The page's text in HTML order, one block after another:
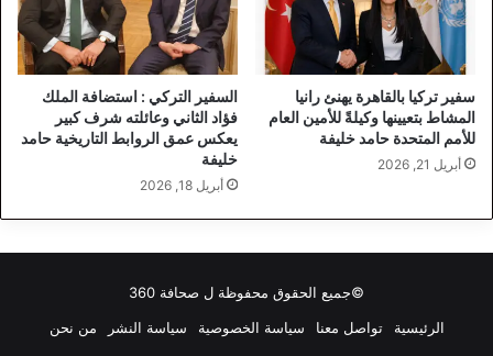
سفير تركيا بالقاهرة يهنئ رانيا
المشاط بتعيينها وكيلةً للأمين العام
للأمم المتحدة حامد خليفة
أبريل 21, 2026
السفير التركي : استضافة الملك
فؤاد الثاني وعائلته شرف كبير
يعكس عمق الروابط التاريخية حامد
خليفة
أبريل 18, 2026
©جميع الحقوق محفوظة ل صحافة 360
الرئيسية
تواصل معنا سياسة الخصوصية سياسة النشر من نحن